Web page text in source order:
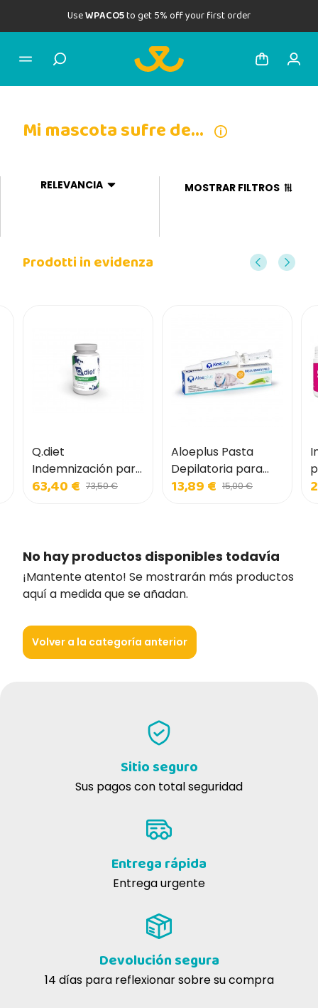
UseWPACO5to get 5% off your first order
Mi mascota sufre de...
RELEVANCIA MOSTRAR FILTROS
Prodotti in evidenza
Q.diet
Indemnización para
perros y gatos
63,40 € 73,50 €
Aloeplus Pasta
Depilatoria para
Gatos
13,89 € 15,00 €
No hay productos disponibles todavía
¡Mantente atento! Se mostrarán más productos
aquí a medida que se añadan.
Volver a la categoría anterior
Sitio seguro
Sus pagos con total seguridad
Entrega rápida
Entrega urgente
Devolución segura
14 días para reflexionar sobre su compra